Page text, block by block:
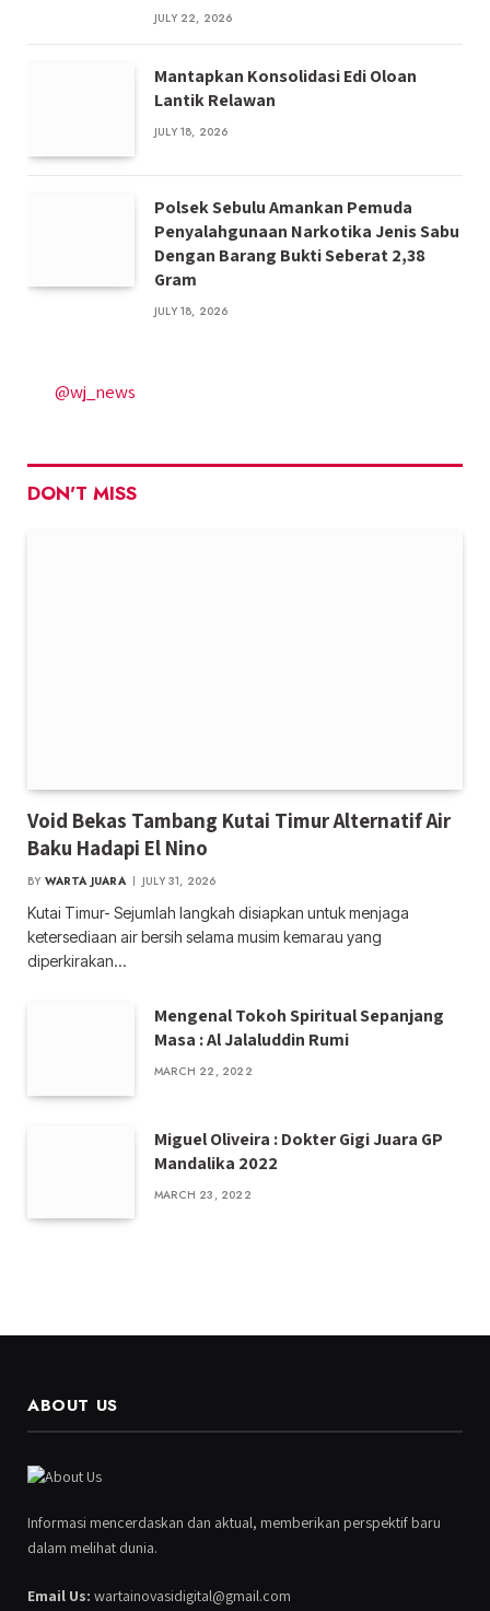
JULY 22, 2026
Mantapkan Konsolidasi Edi Oloan
Lantik Relawan
JULY 18, 2026
Polsek Sebulu Amankan Pemuda
Penyalahgunaan Narkotika Jenis Sabu
Dengan Barang Bukti Seberat 2,38
Gram
JULY 18, 2026
@wj_news
DON'T MISS
Void Bekas Tambang Kutai Timur Alternatif Air
Baku Hadapi El Nino
BY WARTA JUARA JULY 31, 2026
Kutai Timur- Sejumlah langkah disiapkan untuk menjaga
ketersediaan air bersih selama musim kemarau yang
diperkirakan…
Mengenal Tokoh Spiritual Sepanjang
Masa : Al Jalaluddin Rumi
MARCH 22, 2022
Miguel Oliveira : Dokter Gigi Juara GP
Mandalika 2022
MARCH 23, 2022
ABOUT US
Informasi mencerdaskan dan aktual, memberikan perspektif baru
dalam melihat dunia.
Email Us: wartainovasidigital@gmail.com